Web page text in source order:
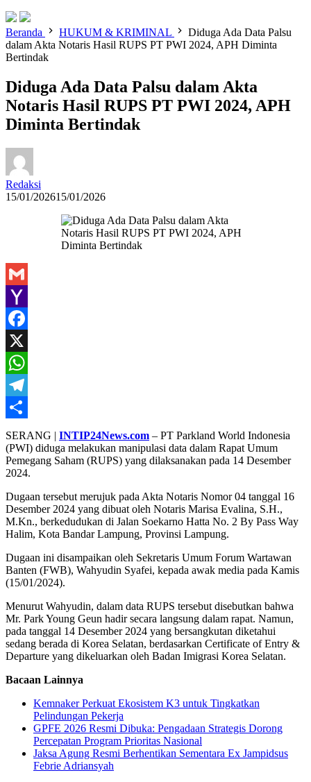
Beranda HUKUM & KRIMINAL
Diduga Ada Data Palsu
dalam Akta Notaris Hasil RUPS PT PWI 2024, APH Diminta
Bertindak
Diduga Ada Data Palsu dalam Akta
Notaris Hasil RUPS PT PWI 2024, APH
Diminta Bertindak
Redaksi
15/01/202615/01/2026
Gmail
Yahoo
Mail
Facebook
X
WhatsApp
Telegram
Share
SERANG | INTIP24News.com – PT Parkland World Indonesia
(PWI) diduga melakukan manipulasi data dalam Rapat Umum
Pemegang Saham (RUPS) yang dilaksanakan pada 14 Desember
2024.
Dugaan tersebut merujuk pada Akta Notaris Nomor 04 tanggal 16
Desember 2024 yang dibuat oleh Notaris Marisa Evalina, S.H.,
M.Kn., berkedudukan di Jalan Soekarno Hatta No. 2 By Pass Way
Halim, Kota Bandar Lampung, Provinsi Lampung.
Dugaan ini disampaikan oleh Sekretaris Umum Forum Wartawan
Banten (FWB), Wahyudin Syafei, kepada awak media pada Kamis
(15/01/2024).
Menurut Wahyudin, dalam data RUPS tersebut disebutkan bahwa
Mr. Park Young Geun hadir secara langsung dalam rapat. Namun,
pada tanggal 14 Desember 2024 yang bersangkutan diketahui
sedang berada di Korea Selatan, berdasarkan Certificate of Entry &
Departure yang dikeluarkan oleh Badan Imigrasi Korea Selatan.
Bacaan Lainnya
Kemnaker Perkuat Ekosistem K3 untuk Tingkatkan
Pelindungan Pekerja
GPFE 2026 Resmi Dibuka: Pengadaan Strategis Dorong
Percepatan Program Prioritas Nasional
Jaksa Agung Resmi Berhentikan Sementara Ex Jampidsus
Febrie Adriansyah